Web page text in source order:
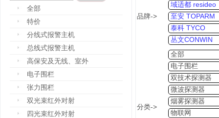
全部
特价
分线式报警主机
总线式报警主机
高保安及无线、室外
电子围栏
张力围栏
双光束红外对射
四光束红外对射
品牌->
域适都 resideo
至安 TOPARM
泰科 TYCO
丛文CONWIN
分类->
全部
电子围栏
双技术探测器
微波探测器
烟雾探测器
物联网